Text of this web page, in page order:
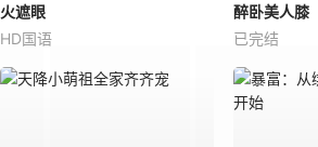
火遮眼
HD国语
醉卧美人膝
已完结